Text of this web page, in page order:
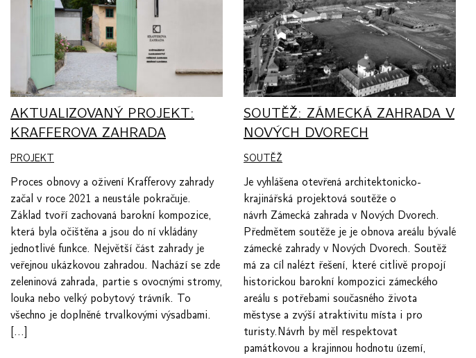
AKTUALIZOVANÝ PROJEKT:
KRAFFEROVA ZAHRADA
PROJEKT
Proces obnovy a oživení Krafferovy zahrady
začal v roce 2021 a neustále pokračuje.
Základ tvoří zachovaná barokní kompozice,
která byla očištěna a jsou do ní vkládány
jednotlivé funkce. Největší část zahrady je
veřejnou ukázkovou zahradou. Nachází se zde
zeleninová zahrada, partie s ovocnými stromy,
louka nebo velký pobytový trávník. To
všechno je doplněné trvalkovými výsadbami.
[…]
SOUTĚŽ: ZÁMECKÁ ZAHRADA V
NOVÝCH DVORECH
SOUTĚŽ
Je vyhlášena otevřená architektonicko-
krajinářská projektová soutěže o
návrh Zámecká zahrada v Nových Dvorech.
Předmětem soutěže je je obnova areálu bývalé
zámecké zahrady v Nových Dvorech. Soutěž
má za cíl nalézt řešení, které citlivě propojí
historickou barokní kompozici zámeckého
areálu s potřebami současného života
městyse a zvýší atraktivitu místa i pro
turisty.Návrh by měl respektovat
památkovou a krajinnou hodnotu území,